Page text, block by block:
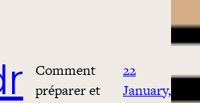
Comment
préparer et
22
January,